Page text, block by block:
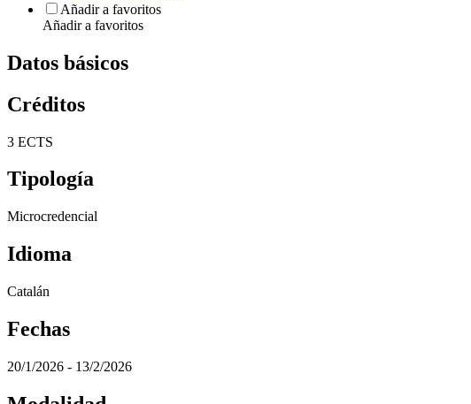
Añadir a favoritos
Añadir a favoritos
Datos básicos
Créditos
3 ECTS
Tipología
Microcredencial
Idioma
Catalán
Fechas
20/1/2026 - 13/2/2026